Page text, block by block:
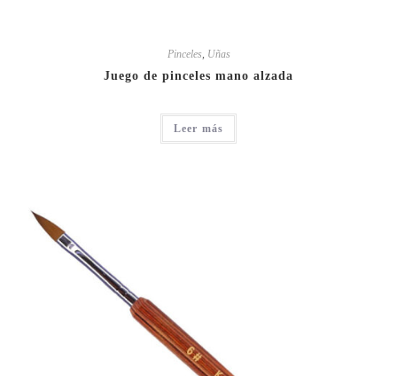
Pinceles Uñas
Juego de pinceles mano alzada
Leer más